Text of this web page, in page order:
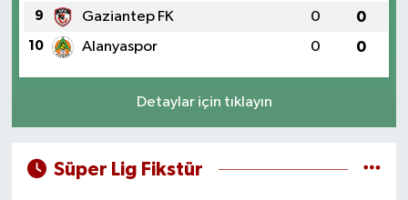
9 Gaziantep FK 0 0
10 Alanyaspor 0 0
Detaylar için tıklayın
Süper Lig Fikstür